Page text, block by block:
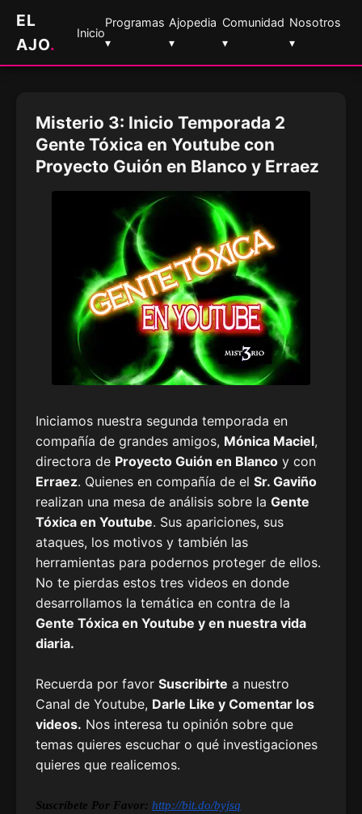
EL
AJO.
Inicio
Programas
▾
Ajopedia
▾
Comunidad
▾
Nosotros
▾
Misterio 3: Inicio Temporada 2
Gente Tóxica en Youtube con
Proyecto Guión en Blanco y Erraez
Iniciamos nuestra segunda temporada en
compañía de grandes amigos, Mónica Maciel,
directora de Proyecto Guión en Blanco y con
Erraez. Quienes en compañía de el Sr. Gaviño
realizan una mesa de análisis sobre la Gente
Tóxica en Youtube. Sus apariciones, sus
ataques, los motivos y también las
herramientas para podernos proteger de ellos.
No te pierdas estos tres videos en donde
desarrollamos la temática en contra de la
Gente Tóxica en Youtube y en nuestra vida
diaria.
Recuerda por favor Suscribirte a nuestro
Canal de Youtube, Darle Like y Comentar los
videos. Nos interesa tu opinión sobre que
temas quieres escuchar o qué investigaciones
quieres que realicemos.
Suscríbete Por Favor: http://bit.do/byjsq